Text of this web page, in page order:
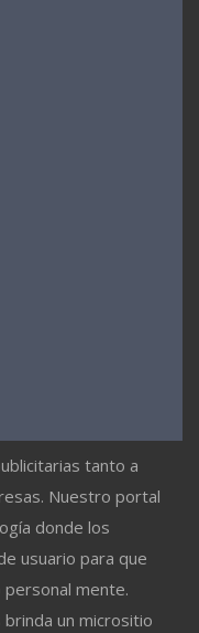
tanto a
Nuestro portal
donde los
usuario para que
personal mente.
un micrositio